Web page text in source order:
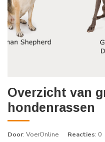
Overzicht van
hondenrassen
Door: VoerOnline Reacties: 0